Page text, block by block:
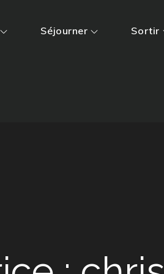
Séjourner Sortir